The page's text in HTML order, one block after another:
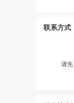
联系方式
请先